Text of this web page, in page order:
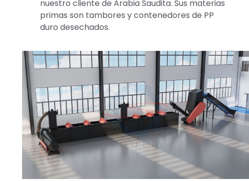
nuestro cliente de Arabia Saudita. Sus materias
primas son tambores y contenedores de PP
duro desechados.